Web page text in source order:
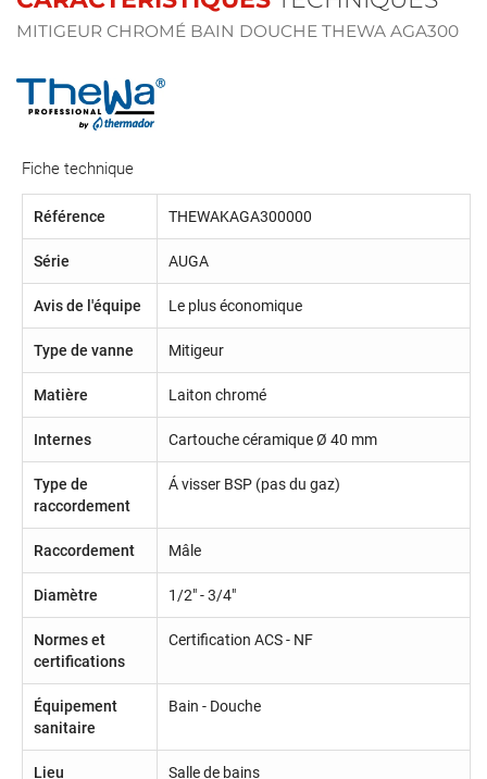
MITIGEUR CHROMÉ BAIN DOUCHE THEWA AGA300
Fiche technique
Référence THEWAKAGA300000
Série AUGA
Avis de l'équipe Le plus économique
Type de vanne Mitigeur
Matière Laiton chromé
Internes Cartouche céramique Ø 40 mm
Type de
raccordement
Á visser BSP (pas du gaz)
Raccordement Mâle
Diamètre 1/2" - 3/4"
Normes et
certifications
Certification ACS - NF
Équipement
sanitaire
Bain - Douche
Lieu Salle de bains